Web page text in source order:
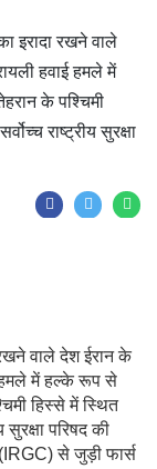
इरादा रखने वाले
हवाई हमले में
के पश्चिमी
राष्ट्रीय सुरक्षा
रखने वाले देश ईरान के
हमले में हल्के रूप से
हिस्से में स्थित
परिषद की
से जुड़ी फार्स